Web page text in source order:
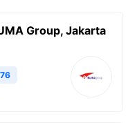
Group, Jakarta